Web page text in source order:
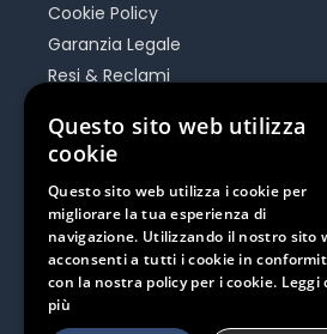
Cookie Policy
Garanzia Legale
Resi & Reclami
Be Social
Seguici e rimani aggiornato su
e iniziative.
Questo sito web utilizza
cookie
Questo sito web utilizza i cookie per
migliorare la tua esperienza di
navigazione. Utilizzando il nostro sito
acconsenti a tutti i cookie in
con la nostra policy per i cookie. Leggi
più